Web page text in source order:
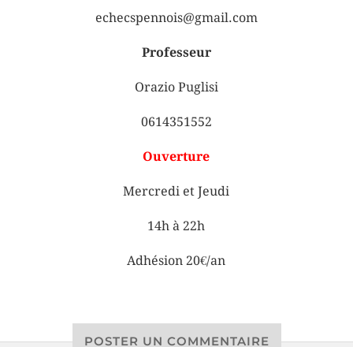
echecspennois@gmail.com
Professeur
Orazio Puglisi
0614351552
Ouverture
Mercredi et Jeudi
14h à 22h
Adhésion 20€/an
POSTER UN COMMENTAIRE